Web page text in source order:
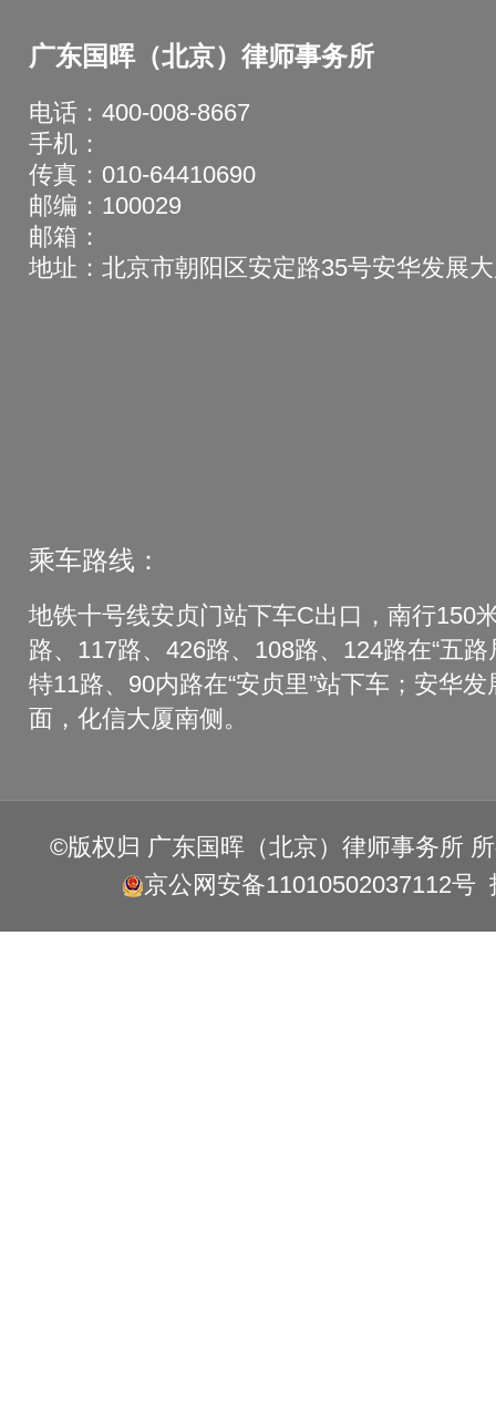
广东国晖（北京）律师事务所
电话：400-008-8667
手机：
传真：010-64410690
邮编：100029
邮箱：
地址：北京市朝阳区安定路35号安华发展
乘车路线：
地铁十号线安贞门站下车C出口，南行150
路、117路、426路、108路、124路在“五
特11路、90内路在“安贞里”站下车；安华
面，化信大厦南侧。
©版权归 广东国晖（北京）律师事务所
京公网安备11010502037112号